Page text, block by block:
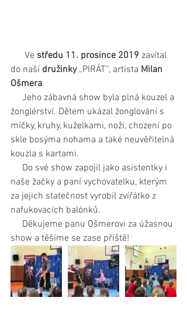
      Ve
středu 11. prosince 2019 zavítal
do naší družinky „PIRÁT“, artista Milan
Ošmera.
žonglérství. Dětem ukázal žonglování s
míčky, kruhy, kuželkami, noži, chození po
skle bosýma nohama a také neuvěřitelná
kouzla s kartami.
naše žačky a paní vychovatelku, kterým
za jejich statečnost vyrobil zvířátko z
nafukovacích balónků.
show a těšíme se zase příště!